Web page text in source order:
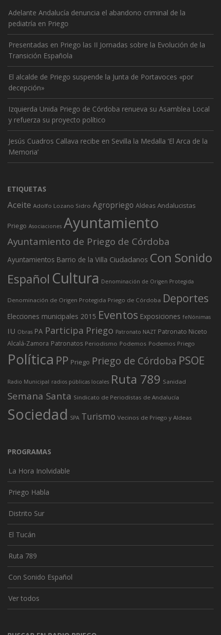
Adelante Andalucía denuncia el abandono criminal de la
pediatría en Priego
Presentadas en Priego las II Jornadas sobre la Evolución de la
Transición Española
El alcalde de Priego suspende la Junta de Portavoces «por
decepción»
Izquierda Unida Priego de Córdoba renueva su Asamblea Local
y refuerza su proyecto político
Jesús Cuadros Callava recibe en Sevilla la Medalla ‘El Arca de la
Memoria’
ETIQUETAS
Aceite Adolfo Lozano Sidro Agropriego Aldeas Andalucistas
Priego Asociaciones Ayuntamiento
Ayuntamiento de Priego de Córdoba
Ayuntamientos Barrio de la Villa Ciudadanos Con Sonido
Español Cultura Denominación de Origen Protegida
Denominación de Origen Protegida Priego de Córdoba Deportes
Elecciones municipales 2015 Eventos Exposiciones feNónimas
IU Obras PA Participa Priego Patronato NAZT Patronato Niceto
Alcalá-Zamora Patronatos Periodismo Podemos Podemos Priego
Política PP Priego Priego de Córdoba PSOE
Radio Municipal radios públicas locales Ruta 789 Sanidad
Semana Santa Sindicato de Periodistas de Andalucía
Sociedad SPA Turismo Vecinos de Priego y Aldeas
PROGRAMAS
La Hora Inolvidable
Priego Habla
Distrito Sur
El Tucán
Ruta 789
Con Sonido Español
Ver todos